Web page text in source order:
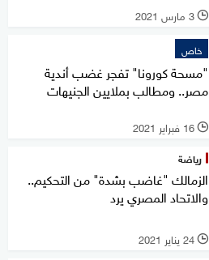
l 3 مارس 2021
خاص
"مسحة كورونا" تفجر غضب أندية
مصر.. ومطالب بملايين الجنيهات
l 16 فبراير 2021
رياضة
الزمالك "غاضب بشدة" من التحكيم..
والاتحاد المصري يرد
l 24 يناير 2021